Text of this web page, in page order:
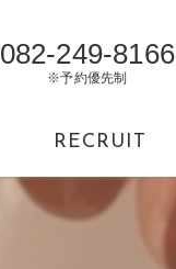
082-249-8166
※予約優先制
RECRUIT